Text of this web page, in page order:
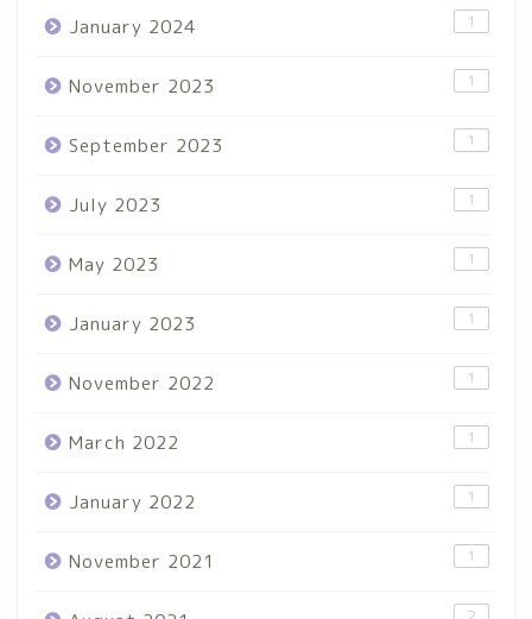
January 2024 1
November 2023 1
September 2023 1
July 2023 1
May 2023 1
January 2023 1
November 2022 1
March 2022 1
January 2022 1
November 2021 1
2